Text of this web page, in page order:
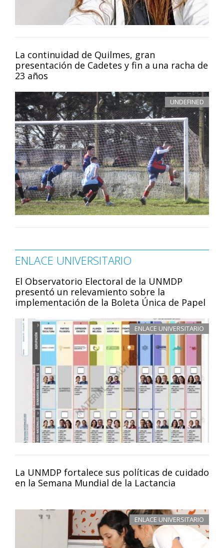
La continuidad de Quilmes, gran
presentación de Cadetes y fin a una racha de
23 años
UNDEFINED
ENLACE UNIVERSITARIO
El Observatorio Electoral de la UNMDP
presentó un relevamiento sobre la
implementación de la Boleta Única de Papel
ENLACE UNIVERSITARIO
La UNMDP fortalece sus políticas de cuidado
en la Semana Mundial de la Lactancia
ENLACE UNIVERSITARIO